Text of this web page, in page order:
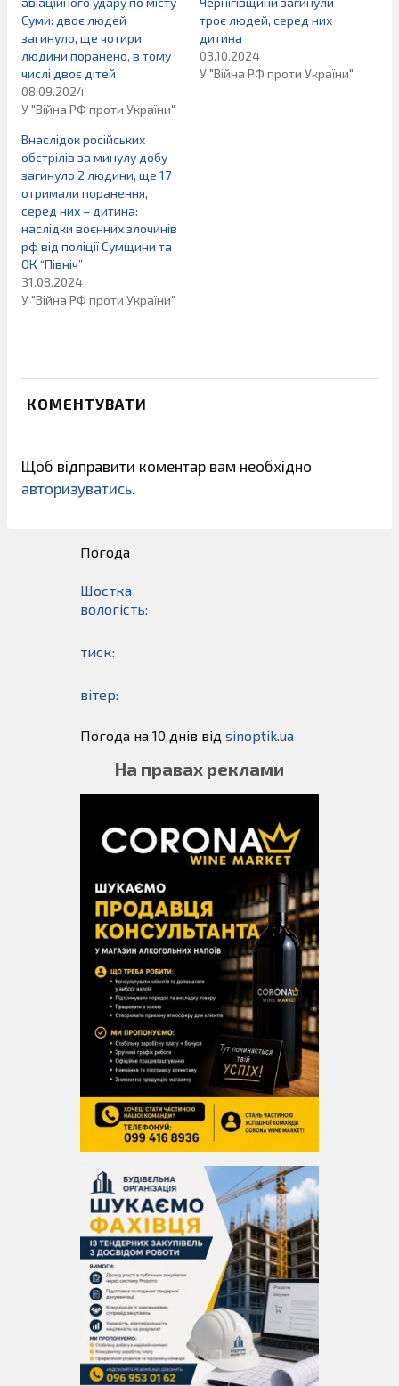
Суми: двоє людей
загинуло, ще чотири
людини поранено, в тому
числі двоє дітей
08.09.2024
У "Війна РФ проти України"
троє людей, серед них
дитина
03.10.2024
У "Війна РФ проти України"
Внаслідок російських
обстрілів за минулу добу
загинуло 2 людини, ще 17
отримали поранення,
серед них – дитина:
наслідки воєнних злочинів
рф від поліції Сумщини та
ОК “Північ”
31.08.2024
У "Війна РФ проти України"
КОМЕНТУВАТИ
Щоб відправити коментар вам необхідно
авторизуватись
Погода
Шостка
вологість:
тиск:
вітер:
Погода на 10 днів від sinoptik.ua
На правах реклами